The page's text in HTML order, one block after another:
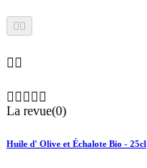
 
 
    
La revue(0)
Huile d' Olive et Échalote Bio - 25cl